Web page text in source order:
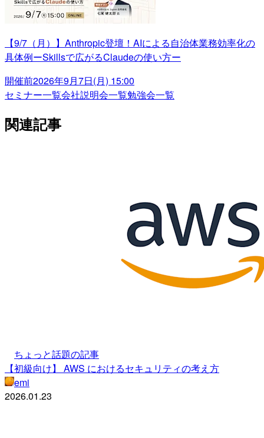
【9/7（月）】Anthropic登壇！AIによる自治体業務効率化の
具体例ーSkillsで広がるClaudeの使い方ー
開催前2026年9月7日(月) 15:00
セミナー一覧会社説明会一覧勉強会一覧
関連記事
ちょっと話題の記事
【初級向け】 AWS におけるセキュリティの考え方
emi
2026.01.23